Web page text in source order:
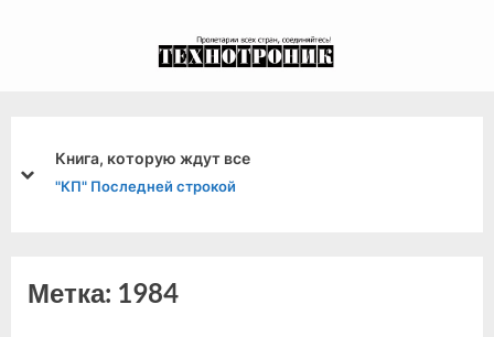
Книга, которую ждут все
"КП" Последней строкой
prev
next
Метка: 1984